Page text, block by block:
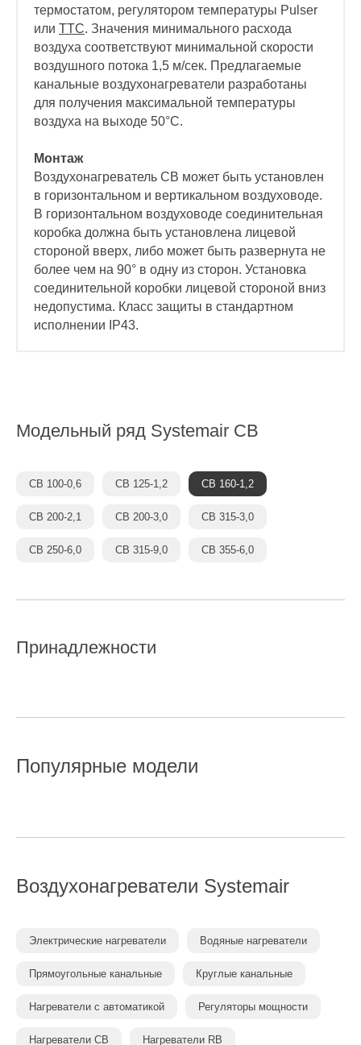
термостатом, регулятором температуры Pulser
или ТТС. Значения минимального расхода
воздуха соответствуют минимальной скорости
воздушного потока 1,5 м/сек. Предлагаемые
канальные воздухонагреватели разработаны
для получения максимальной температуры
воздуха на выходе 50°С.
Монтаж
Воздухонагреватель СВ может быть установлен
в горизонтальном и вертикальном воздуховоде.
В горизонтальном воздуховоде соединительная
коробка должна быть установлена лицевой
стороной вверх, либо может быть развернута не
более чем на 90° в одну из сторон. Установка
соединительной коробки лицевой стороной вниз
недопустима. Класс защиты в стандартном
исполнении IP43.
Модельный ряд Systemair CB
CB 100-0,6 CB 125-1,2 CB 160-1,2
CB 200-2,1 CB 200-3,0 CB 315-3,0
CB 250-6,0 CB 315-9,0 CB 355-6,0
Принадлежности
Популярные модели
Воздухонагреватели Systemair
Электрические нагреватели Водяные нагреватели
Прямоугольные канальные Круглые канальные
Нагреватели с автоматикой Регуляторы мощности
Нагреватели CB Нагреватели RB